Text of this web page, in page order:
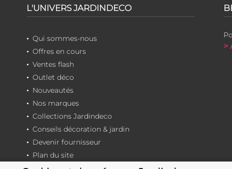
L'UNIVERS JARDINDECO
Qui sommes-nous
Offres en cours
Ventes flash
Outlet déco
Nouveautés
Nos marques
Collections Jardindeco
Conseils décoration & jardin
Devenir fournisseur
Plan du site
>